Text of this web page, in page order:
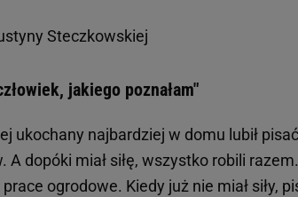
Steczkowskiej
jakiego poznałam"
ukochany najbardziej w domu lubił
dopóki miał siłę, wszystko robili
ogrodowe. Kiedy już nie miał siły,